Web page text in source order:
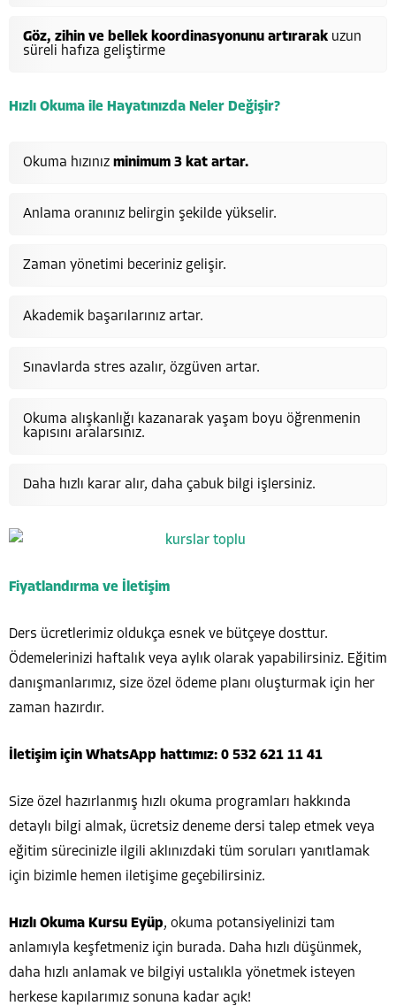
Göz, zihin ve bellek koordinasyonunu artırarak uzun
süreli hafıza geliştirme
Hızlı Okuma ile Hayatınızda Neler Değişir?
Okuma hızınız minimum 3 kat artar.
Anlama oranınız belirgin şekilde yükselir.
Zaman yönetimi beceriniz gelişir.
Akademik başarılarınız artar.
Sınavlarda stres azalır, özgüven artar.
Okuma alışkanlığı kazanarak yaşam boyu öğrenmenin
kapısını aralarsınız.
Daha hızlı karar alır, daha çabuk bilgi işlersiniz.
Fiyatlandırma ve İletişim
Ders ücretlerimiz oldukça esnek ve bütçeye dosttur.
Ödemelerinizi haftalık veya aylık olarak yapabilirsiniz. Eğitim
danışmanlarımız, size özel ödeme planı oluşturmak için her
zaman hazırdır.
İletişim için WhatsApp hattımız: 0 532 621 11 41
Size özel hazırlanmış hızlı okuma programları hakkında
detaylı bilgi almak, ücretsiz deneme dersi talep etmek veya
eğitim sürecinizle ilgili aklınızdaki tüm soruları yanıtlamak
için bizimle hemen iletişime geçebilirsiniz.
Hızlı Okuma Kursu Eyüp, okuma potansiyelinizi tam
anlamıyla keşfetmeniz için burada. Daha hızlı düşünmek,
daha hızlı anlamak ve bilgiyi ustalıkla yönetmek isteyen
herkese kapılarımız sonuna kadar açık!